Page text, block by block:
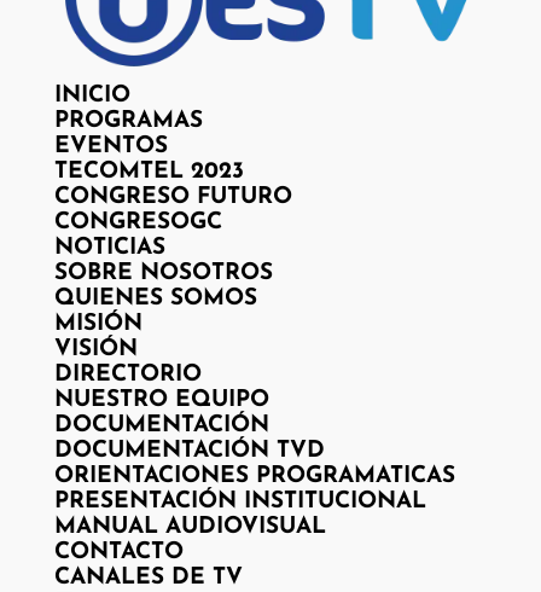
INICIO
PROGRAMAS
EVENTOS
TECOMTEL 2023
CONGRESO FUTURO
CONGRESOGC
NOTICIAS
SOBRE NOSOTROS
QUIENES SOMOS
MISIÓN
VISIÓN
DIRECTORIO
NUESTRO EQUIPO
DOCUMENTACIÓN
DOCUMENTACIÓN TVD
ORIENTACIONES PROGRAMATICAS
PRESENTACIÓN INSTITUCIONAL
MANUAL AUDIOVISUAL
CONTACTO
CANALES DE TV